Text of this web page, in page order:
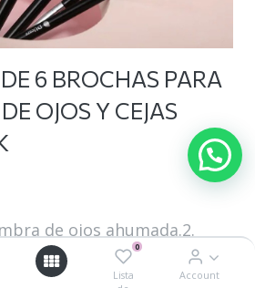
0
Lista
Account
6 BROCHAS PARA
OJOS Y CEJAS
de ojos ahumada.2.
sombra de ojos.3.Cepillo de
Pro-cepillo para